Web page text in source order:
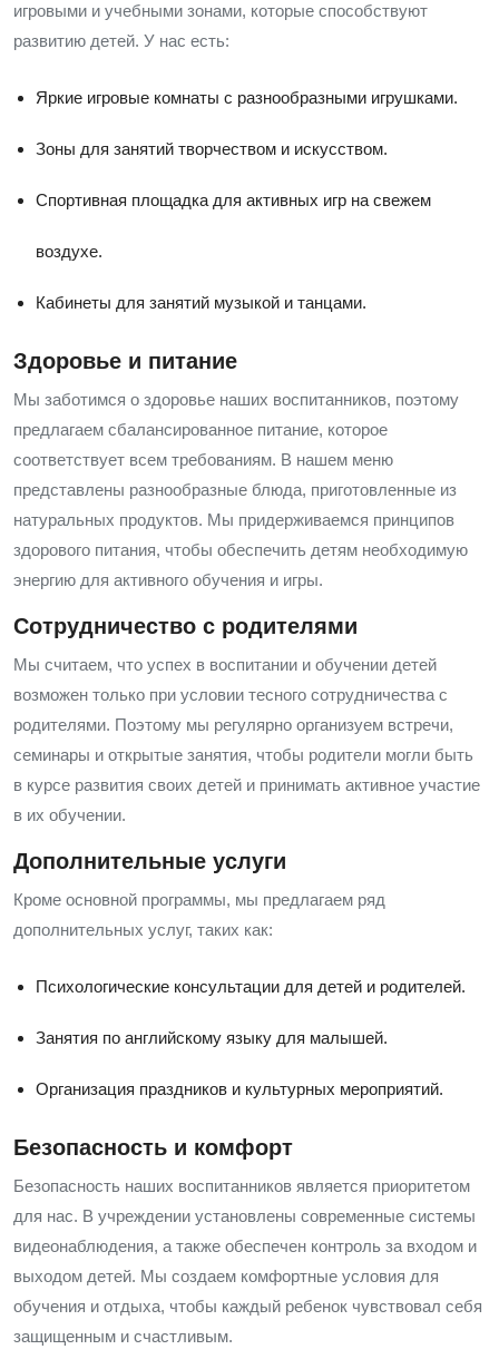
игровыми и учебными зонами, которые способствуют
развитию детей. У нас есть:
Яркие игровые комнаты с разнообразными игрушками.
Зоны для занятий творчеством и искусством.
Спортивная площадка для активных игр на свежем
воздухе.
Кабинеты для занятий музыкой и танцами.
Здоровье и питание
Мы заботимся о здоровье наших воспитанников, поэтому
предлагаем сбалансированное питание, которое
соответствует всем требованиям. В нашем меню
представлены разнообразные блюда, приготовленные из
натуральных продуктов. Мы придерживаемся принципов
здорового питания, чтобы обеспечить детям необходимую
энергию для активного обучения и игры.
Сотрудничество с родителями
Мы считаем, что успех в воспитании и обучении детей
возможен только при условии тесного сотрудничества с
родителями. Поэтому мы регулярно организуем встречи,
семинары и открытые занятия, чтобы родители могли быть
в курсе развития своих детей и принимать активное участие
в их обучении.
Дополнительные услуги
Кроме основной программы, мы предлагаем ряд
дополнительных услуг, таких как:
Психологические консультации для детей и родителей.
Занятия по английскому языку для малышей.
Организация праздников и культурных мероприятий.
Безопасность и комфорт
Безопасность наших воспитанников является приоритетом
для нас. В учреждении установлены современные системы
видеонаблюдения, а также обеспечен контроль за входом и
выходом детей. Мы создаем комфортные условия для
обучения и отдыха, чтобы каждый ребенок чувствовал себя
защищенным и счастливым.